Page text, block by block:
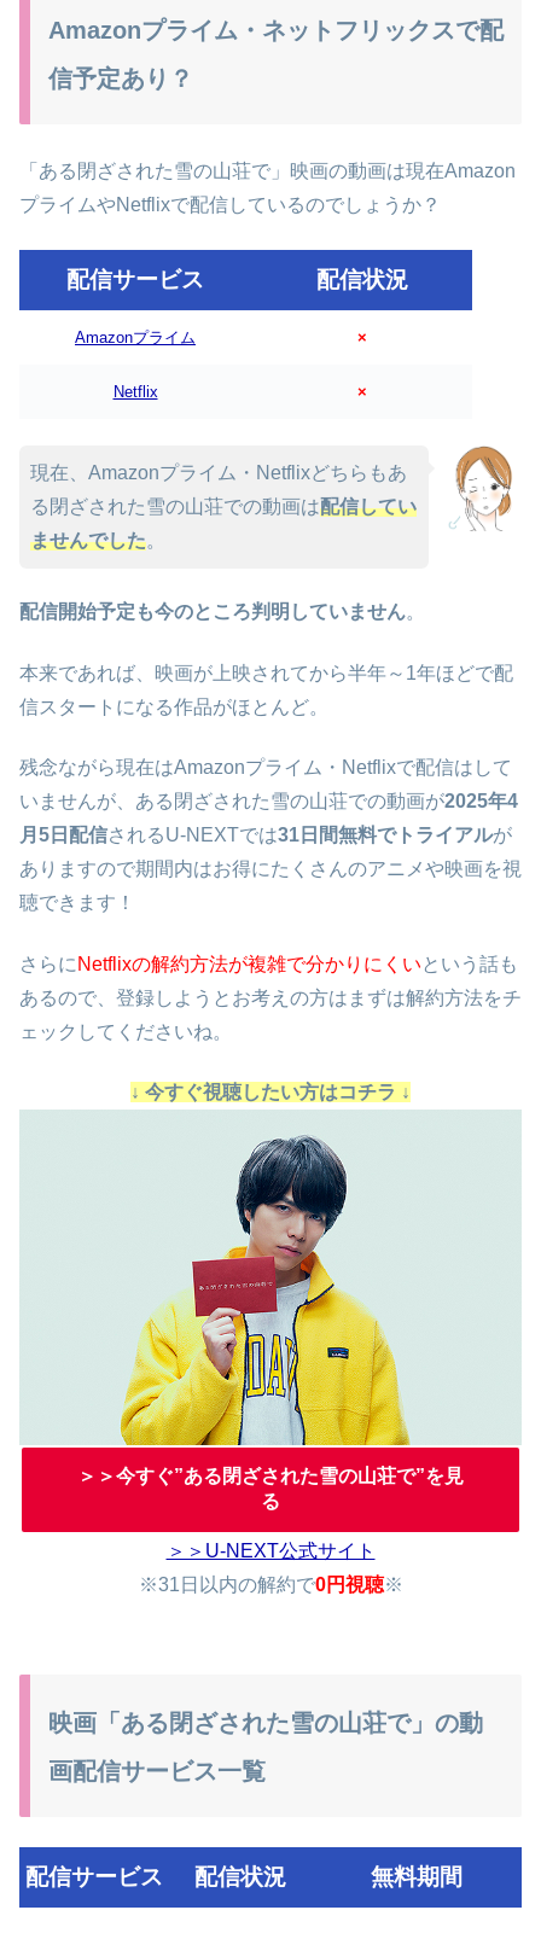
Amazonプライム・ネットフリックスで配
信予定あり？
「ある閉ざされた雪の山荘で」映画の動画は現在Amazon
プライムやNetflixで配信しているのでしょうか？
配信サービス 配信状況
Amazonプライム ×
Netflix ×
現在、Amazonプライム・Netflixどちらもあ
る閉ざされた雪の山荘での動画は配信してい
ませんでした。
配信開始予定も今のところ判明していません。
本来であれば、映画が上映されてから半年～1年ほどで配
信スタートになる作品がほとんど。
残念ながら現在はAmazonプライム・Netflixで配信はして
いませんが、ある閉ざされた雪の山荘での動画が2025年4
月5日配信されるU-NEXTでは31日間無料でトライアルが
ありますので期間内はお得にたくさんのアニメや映画を視
聴できます！
さらに Netflixの解約方法が複雑で分かりにくい という話も
あるので、登録しようとお考えの方はまずは解約方法をチ
ェックしてくださいね。
↓ 今すぐ視聴したい方はコチラ ↓
＞＞今すぐ”ある閉ざされた雪の山荘で”を見
る
＞＞U-NEXT公式サイト
※31日以内の解約で0円視聴※
映画「ある閉ざされた雪の山荘で」の動
画配信サービス一覧
配信サービス 配信状況 無料期間